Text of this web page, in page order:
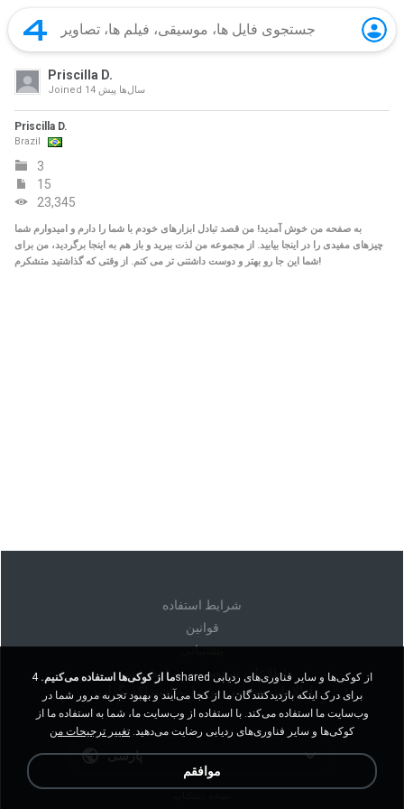
Priscilla D.
Joined 14 سال‌ها پیش
Priscilla D.
Brazil
3
15
23,345
به صفحه من خوش آمدید! من قصد تبادل ابزارهای خودم با شما را دارم و امیدوارم شما
چیزهای مفیدی را در اینجا بیابید. از مجموعه من لذت ببرید و باز هم به اینجا برگردید، من برای
شما این جا رو بهتر و دوست داشتنی تر می کنم. از وقتی که گذاشتید متشکرم!
شرايط استفاده
قوانين
پشتیبانی
اطلاعات شخصی من را نفروشید
اطلاعات شخصی من را به اشتراک نگذارید
پارسی
ما از کوکی‌ها استفاده می‌کنیم. 4shared از کوکی‌ها و سایر فناوری‌های ردیابی
برای درک اینکه بازدیدکنندگان ما از کجا می‌آیند و بهبود تجربه مرور شما در
وب‌سایت ما استفاده می‌کند. با استفاده از وب‌سایت ما، شما به استفاده ما از
کوکی‌ها و سایر فناوری‌های ردیابی رضایت می‌دهید. تغییر ترجیحات من
موافقم